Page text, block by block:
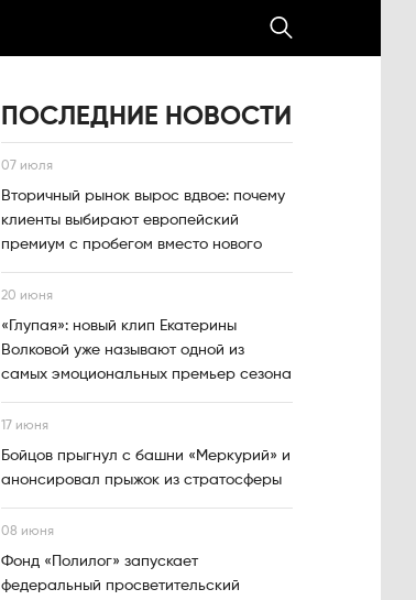
ПОСЛЕДНИЕ НОВОСТИ
07 июля
Вторичный рынок вырос вдвое: почему
клиенты выбирают европейский
премиум с пробегом вместо нового
20 июня
«Глупая»: новый клип Екатерины
Волковой уже называют одной из
самых эмоциональных премьер сезона
17 июня
Бойцов прыгнул с башни «Меркурий» и
анонсировал прыжок из стратосферы
08 июня
Фонд «Полилог» запускает
федеральный просветительский